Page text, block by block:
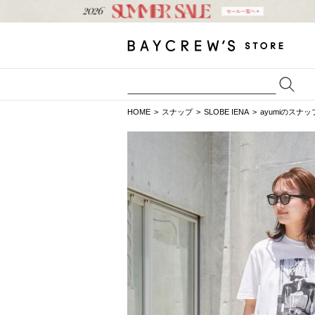
HOME スナップ SLOBE IENA ayumiのスナッ